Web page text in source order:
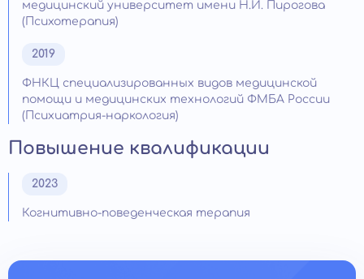
медицинский университет имени Н.И. Пирогова
(Психотерапия)
2019
ФНКЦ специализированных видов медицинской
помощи и медицинских технологий ФМБА России
(Психиатрия-наркология)
Повышение квалификации
2023
Когнитивно-поведенческая терапия